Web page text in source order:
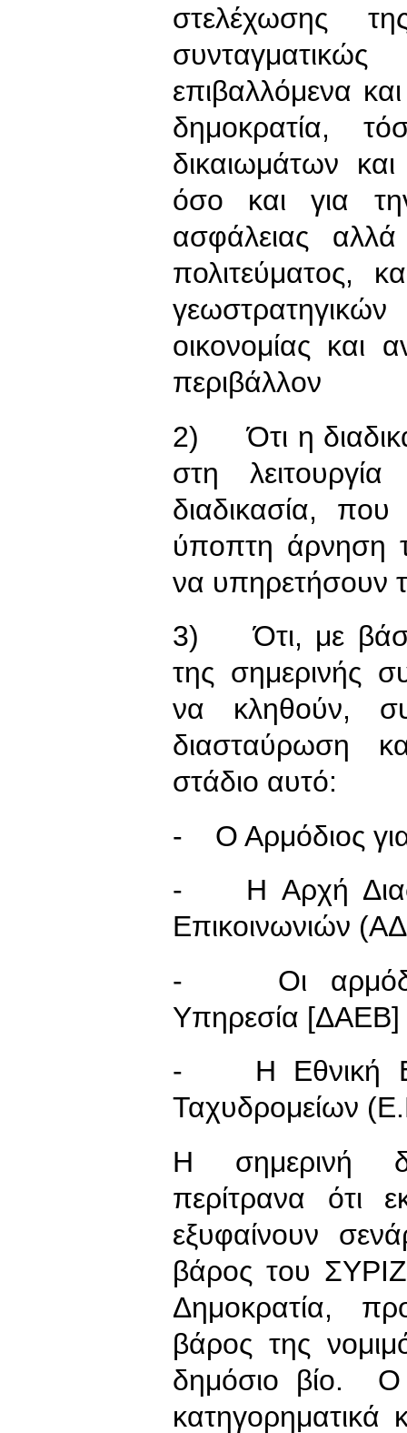
στελέχωσης
επιβαλλόμενα
δημοκρατία,
δικαιωμάτων
όσο και για
ασφάλειας
πολιτεύματος,
οικονομίας και
περιβάλλον
2) Ότι η
στη
διαδικασία,
ύποπτη άρνηση
να υπηρετήσουν
3) Ότι, με βάση
της σημερινής
να κληθούν,
διασταύρωση
στάδιο αυτό:
- Ο Αρμόδιος
- Η Αρχή
Επικοινωνιών
- Οι αρμόδιοι
Υπηρεσία [ΔΑΕΒ]
- Η Εθνική
Ταχυδρομείων
Η σημερινή
περίτρανα ότι
εξυφαίνουν
βάρος του
Δημοκρατία,
βάρος της
δημόσιο βίο. Ο
κατηγορηματικά